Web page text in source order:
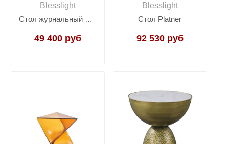
Blesslight
Стол журнальный Platner
49 400 руб
Blesslight
Стол Platner
92 530 руб